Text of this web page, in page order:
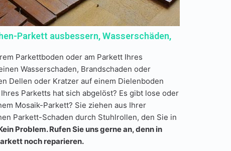
Parkett ausbessern, Wasserschäden,
Parkettboden oder am Parkett Ihres
Wasserschaden, Brandschaden oder
Dellen oder Kratzer auf einem Dielenboden
Parketts hat sich abgelöst? Es gibt lose oder
Mosaik-Parkett? Sie ziehen aus Ihrer
Parkett-Schaden durch Stuhlrollen, den Sie in
Problem. Rufen Sie uns gerne an, denn in
noch reparieren.